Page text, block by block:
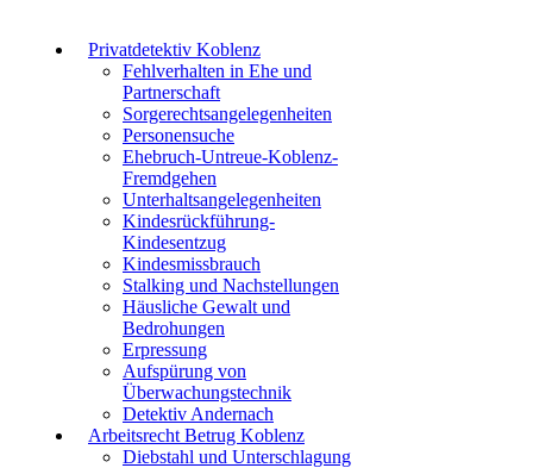
Privatdetektiv Koblenz
Fehlverhalten in Ehe und
Partnerschaft
Sorgerechtsangelegenheiten
Personensuche
Ehebruch-Untreue-Koblenz-
Fremdgehen
Unterhaltsangelegenheiten
Kindesrückführung-
Kindesentzug
Kindesmissbrauch
Stalking und Nachstellungen
Häusliche Gewalt und
Bedrohungen
Erpressung
Aufspürung von
Überwachungstechnik
Detektiv Andernach
Arbeitsrecht Betrug Koblenz
Diebstahl und Unterschlagung